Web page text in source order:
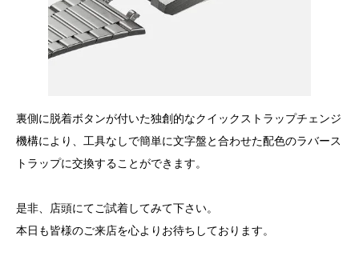
裏側に脱着ボタンが付いた独創的なクイックストラップチェンジ
機構により、工具なしで簡単に文字盤と合わせた配色のラバース
トラップに交換することができます。
是非、店頭にてご試着してみて下さい。
本日も皆様のご来店を心よりお待ちしております。